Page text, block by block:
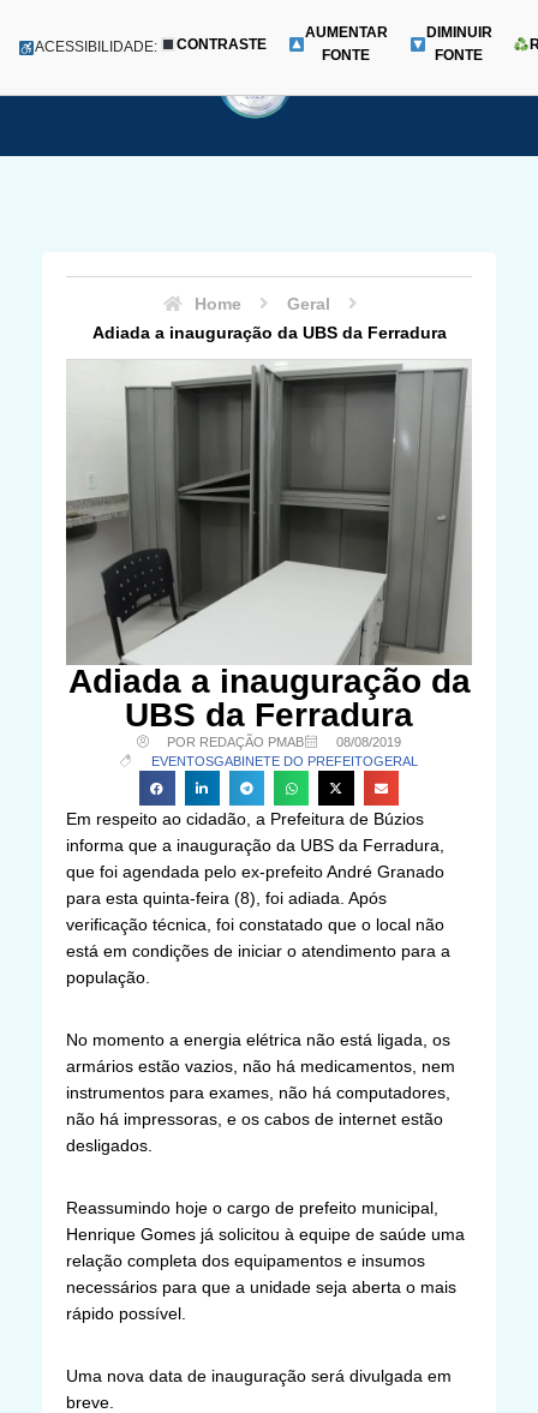
para
Menu
ACESSIBILIDADE: CONTRASTE
AUMENTAR
FONTE
DIMINUIR
FONTE
Home
Geral
Adiada a inauguração da UBS da Ferradura
Adiada a inauguração da
UBS da Ferradura
POR REDAÇÃO PMAB
08/08/2019
EVENTOSGABINETE DO PREFEITOGERAL
Em respeito ao cidadão, a Prefeitura de Búzios
informa que a inauguração da UBS da Ferradura,
que foi agendada pelo ex-prefeito André Granado
para esta quinta-feira (8), foi adiada. Após
verificação técnica, foi constatado que o local não
está em condições de iniciar o atendimento para a
população.
No momento a energia elétrica não está ligada, os
armários estão vazios, não há medicamentos, nem
instrumentos para exames, não há computadores,
não há impressoras, e os cabos de internet estão
desligados.
Reassumindo hoje o cargo de prefeito municipal,
Henrique Gomes já solicitou à equipe de saúde uma
relação completa dos equipamentos e insumos
necessários para que a unidade seja aberta o mais
rápido possível.
Uma nova data de inauguração será divulgada em
breve.